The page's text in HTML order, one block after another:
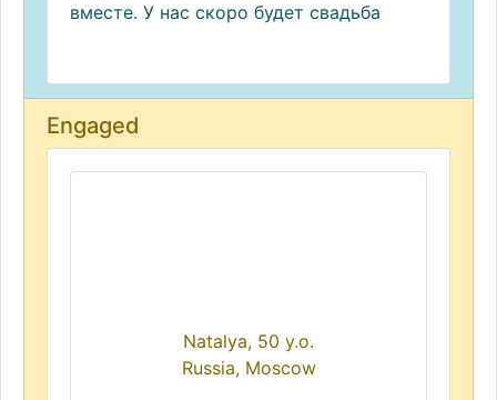
вместе. У нас скоро будет свадьба
Engaged
Natalya, 50 y.o.
Russia, Moscow